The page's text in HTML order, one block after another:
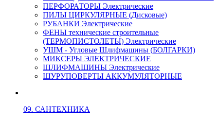
ПЕРФОРАТОРЫ Электрические
ПИЛЫ ЦИРКУЛЯРНЫЕ (Дисковые)
РУБАНКИ Электрические
ФЕНЫ технические строительные
(ТЕРМОПИСТОЛЕТЫ) Электрические
УШМ - Угловые Шлифмашины (БОЛГАРКИ)
МИКСЕРЫ ЭЛЕКТРИЧЕСКИЕ
ШЛИФМАШИНЫ Электрические
ШУРУПОВЕРТЫ АККУМУЛЯТОРНЫЕ
09. САНТЕХНИКА